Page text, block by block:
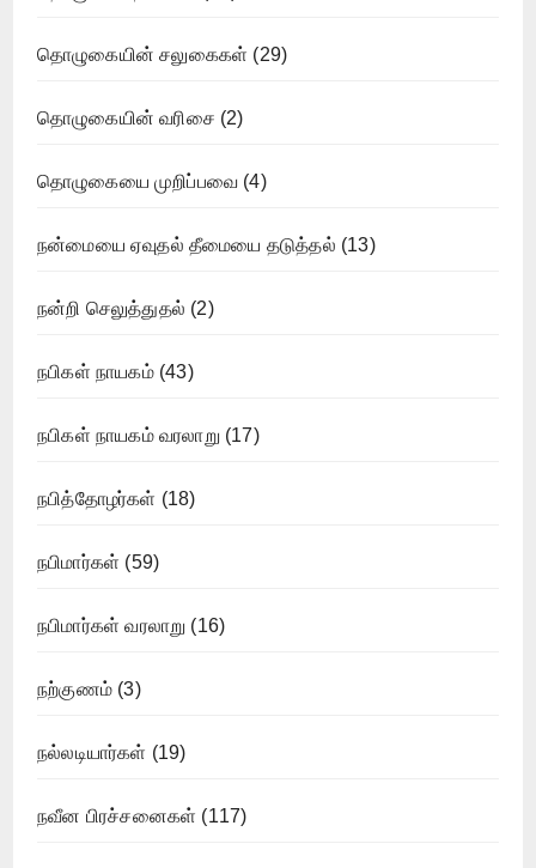
தொழுகையின் சலுகைகள் (29)
தொழுகையின் வரிசை (2)
தொழுகையை முறிப்பவை (4)
நன்மையை ஏவுதல் தீமையை தடுத்தல் (13)
நன்றி செலுத்துதல் (2)
நபிகள் நாயகம்(43)
நபிகள் நாயகம் வரலாறு (17)
நபித்தோழர்கள் (18)
நபிமார்கள் (59)
நபிமார்கள் வரலாறு (16)
நற்குணம் (3)
நல்லடியார்கள் (19)
நவீன பிரச்சனைகள் (117)